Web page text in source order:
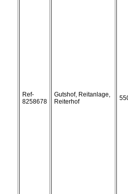
Ref-
8258678
Gutshof, Reitanlage,
Reiterhof